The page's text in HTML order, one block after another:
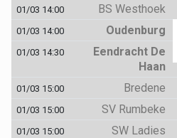
01/03 14:00 BS Westhoek
01/03 14:00 Oudenburg
01/03 14:30
Eendracht De
Haan
01/03 15:00 Bredene
01/03 15:00 SV Rumbeke
01/03 15:00
SW Ladies